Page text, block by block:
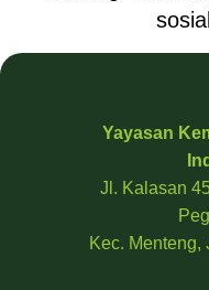
Yayasan
Jl. Kalasan
Kec. Menteng,